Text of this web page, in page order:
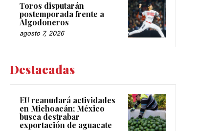
Toros disputarán
postemporada frente a
Algodoneros
agosto 7, 2026
Destacadas
EU reanudará actividades
en Michoacán; México
busca destrabar
exportación de aguacate